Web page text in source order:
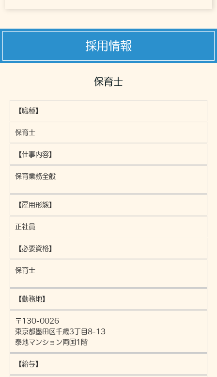
採用情報
保育士
【職種】
保育士
【仕事内容】
保育業務全般
【雇用形態】
正社員
【必要資格】
保育士
【勤務地】
〒130-0026
東京都墨田区千歳3丁目8-13
泰地マンション両国1階
【給与】